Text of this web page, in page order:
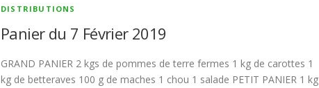
DISTRIBUTIONS
Panier du 7 Février 2019
GRAND PANIER 2 kgs de pommes de terre fermes 1 kg de carottes 1
kg de betteraves 100 g de maches 1 chou 1 salade PETIT PANIER 1 kg